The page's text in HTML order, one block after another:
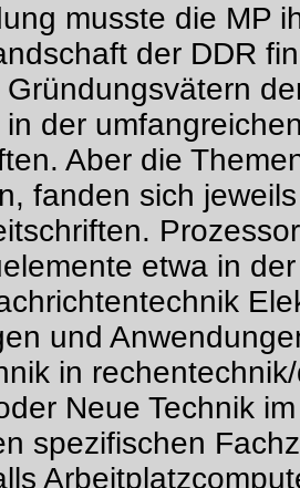
musste die MP
der DDR
der
Aber die
fanden sich
etwa in
und
in
Neue Technik
spezifischen